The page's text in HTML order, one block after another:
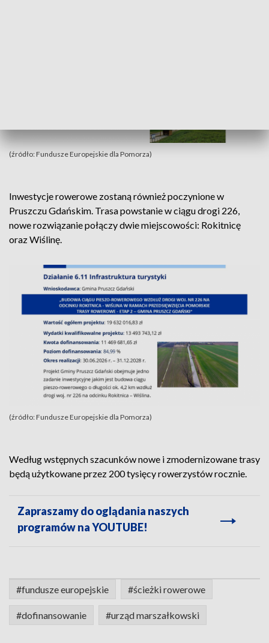
(źródło: Fundusze Europejskie dla Pomorza)
Inwestycje rowerowe zostaną również poczynione w
Pruszczu Gdańskim. Trasa powstanie w ciągu drogi 226,
nowe rozwiązanie połączy dwie miejscowości: Rokitnicę
oraz Wiślinę.
(źródło: Fundusze Europejskie dla Pomorza)
Według wstępnych szacunków nowe i zmodernizowane trasy
będą użytkowane przez 200 tysięcy rowerzystów rocznie.
Zapraszamy do oglądania naszych
programów na YOUTUBE!
#fundusze europejskie #ścieżki rowerowe
#dofinansowanie #urząd marszałkowski